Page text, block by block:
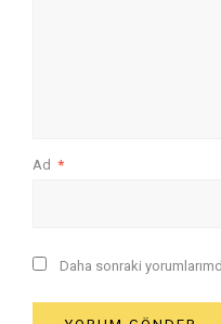
Ad *
Daha sonraki